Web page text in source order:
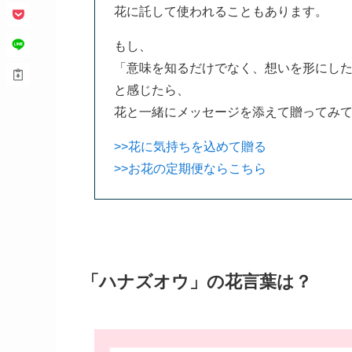
花に託して使われることもあります。
もし、
「意味を知るだけでなく、想いを形にした
と感じたら、
花と一緒にメッセージを添えて贈ってみ
>>花に気持ちを込めて贈る
>>お花の定期便ならこちら
「ハナズオウ」の花言葉は？